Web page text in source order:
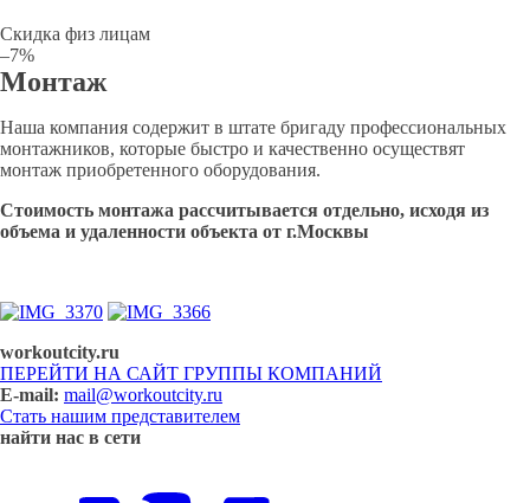
Cкидка физ лицам
–7%
Монтаж
Наша компания содержит в штате бригаду профессиональных
монтажников, которые быстро и качественно осуществят
монтаж приобретенного оборудования.
Стоимость монтажа рассчитывается отдельно, исходя из
объема и удаленности объекта от г.Москвы
workoutcity.ru
ПЕРЕЙТИ НА САЙТ ГРУППЫ КОМПАНИЙ
E-mail: mail@workoutcity.ru
Стать нашим представителем
найти нас в сети